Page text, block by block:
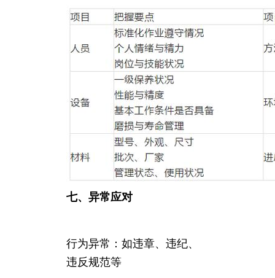
七、异常应对
行为异常：如违章、违纪、
违反规范等